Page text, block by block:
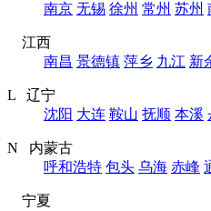
南京 无锡 徐州 常州 苏州
江西
南昌 景德镇 萍乡 九江 新
L 辽宁
沈阳 大连 鞍山 抚顺 本溪
N 内蒙古
呼和浩特 包头 乌海 赤峰
宁夏